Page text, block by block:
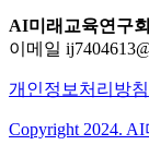
AI미래교육연구회
이메일
개인정보처리방침
Copyright 2024.